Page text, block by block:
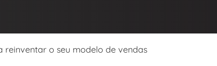
reinventar o seu modelo de vendas